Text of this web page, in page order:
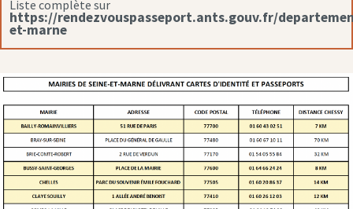
Liste complète sur
https://rendezvouspasseport.ants.gouv.fr/
et-marne